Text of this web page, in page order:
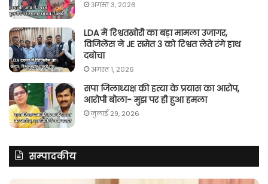
अगस्त 3, 2026
LDA में रिश्वतखोरी का बड़ा मामला उजागर,
विजिलेंस ने JE समेत 3 को रिश्वत लेते रंगे हाथ
दबोचा
अगस्त 1, 2026
सपा जिलाध्यक्ष की हत्या के प्रयास का आरोप,
आरोपी बोला- मुझ पर ही हुआ हमला
जुलाई 29, 2026
सम्पादकीय